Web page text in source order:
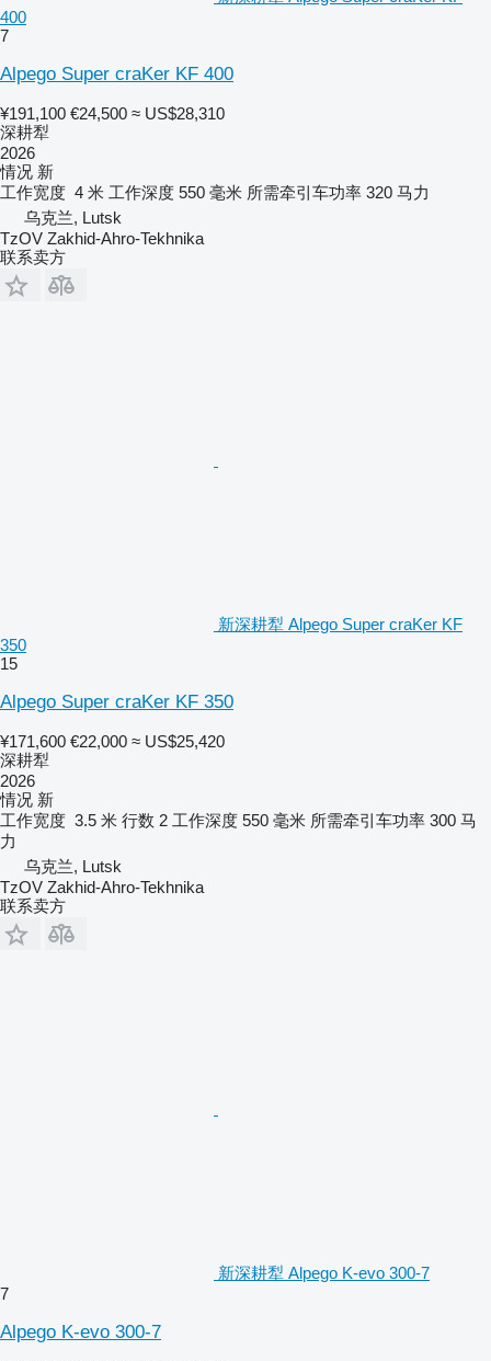
400
7
Alpego Super craKer KF 400
¥191,100 €24,500 ≈ US$28,310
深耕犁
2026
情况 新
工作宽度 4 米 工作深度 550 毫米 所需牵引车功率 320 马力
乌克兰, Lutsk
TzOV Zakhid-Ahro-Tekhnika
联系卖方
新深耕犁 Alpego Super craKer KF
350
15
Alpego Super craKer KF 350
¥171,600 €22,000 ≈ US$25,420
深耕犁
2026
情况 新
工作宽度 3.5 米 行数 2 工作深度 550 毫米 所需牵引车功率 300 马
力
乌克兰, Lutsk
TzOV Zakhid-Ahro-Tekhnika
联系卖方
新深耕犁 Alpego K-evo 300-7
7
Alpego K-evo 300-7